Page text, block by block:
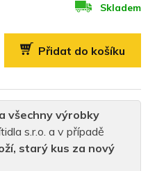
všechny výrobky
s.r.o. a v případě
starý kus za nový
Skladem
Přidat do košíku